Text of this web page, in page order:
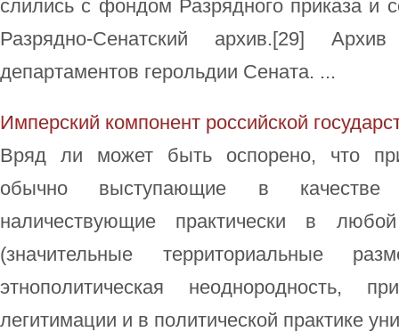
слились с фондом Разрядного приказа и
Разрядно-Сенатский архив.[29]
департаментов герольдии Сената. ...
Имперский компонент российской
Вряд ли может быть оспорено, что
обычно выступающие в качестве
наличествующие практически в
(значительные территориальные
этнополитическая неоднородность,
легитимации и в политической практике